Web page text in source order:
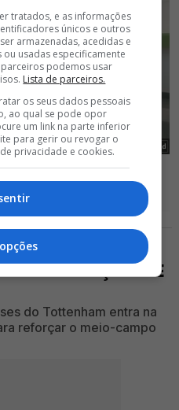
DE
do Tottenham entra na
reforçar o meio-campo
tratados, e as informações
únicos e outros
armazenadas, acedidas e
usadas especificamente
podemos usar
Lista de parceiros.
os seus dados pessoais
ao qual se pode opor
um link na parte inferior
para gerir ou revogar o
privacidade e cookies.